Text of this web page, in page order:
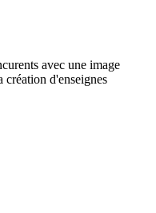
avec une image
création d'enseignes